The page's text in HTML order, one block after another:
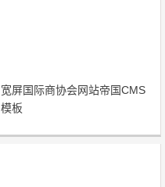
宽屏国际商协会网站帝国CMS
模板